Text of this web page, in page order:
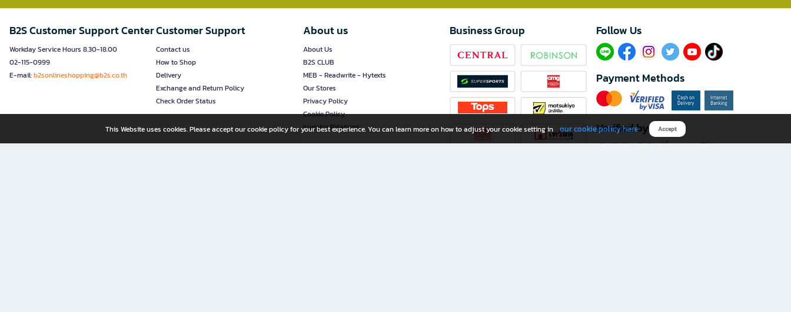
B2S Customer Support Center
Workday Service Hours 8.30-18.00
02-115-0999
E-mail:b2sonlineshopping@b2s.co.th
Customer Support
Contact us
How to Shop
Delivery
Exchange and Return Policy
Check Order Status
About us
About Us
B2S CLUB
MEB - Readwrite - Hytexts
Our Stores
Privacy Policy
Cookie Policy
Investor Relations
Business Group Follow Us​
Payment Methods
Verified by
This Website uses cookies. Please accept our cookie policy for your best experience. You can learn more on how to adjust your cookie setting in our cookie policy here Accept